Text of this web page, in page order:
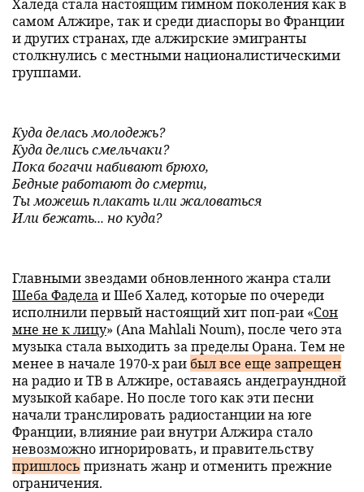
Халеда стала настоящим гимном поколения как в
самом Алжире, так и среди диаспоры во Франции
и других странах, где алжирские эмигранты
столкнулись с местными националистическими
группами.
Куда делась молодежь?
Куда делись смельчаки?
Пока богачи набивают брюхо,
Бедные работают до смерти,
Ты можешь плакать или жаловаться
Или бежать... но куда?
Главными звездами обновленного жанра стали
Шеба Фадела и Шеб Халед, которые по очереди
исполнили первый настоящий хит поп-раи «Сон
мне не к лицу» (Ana Mahlali Noum), после чего эта
музыка стала выходить за пределы Орана. Тем не
менее в начале 1970-х раи был все еще запрещен
на радио и ТВ в Алжире, оставаясь андеграундной
музыкой кабаре. Но после того как эти песни
начали транслировать радиостанции на юге
Франции, влияние раи внутри Алжира стало
невозможно игнорировать, и правительству
пришлось признать жанр и отменить прежние
ограничения.